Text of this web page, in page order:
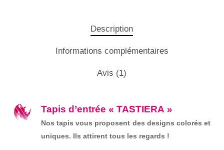
Description
Informations complémentaires
Avis (1)
Tapis d’entrée « TASTIERA »
Nos tapis vous proposent des designs colorés et
uniques. Ils attirent tous les regards !